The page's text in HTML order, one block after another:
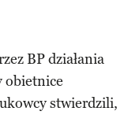
BP działania
obietnice
stwierdzili,